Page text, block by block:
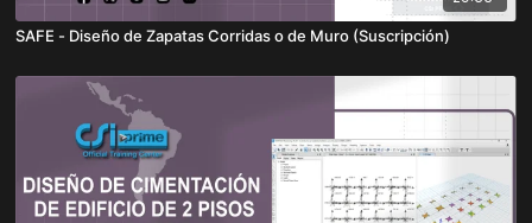
SAFE - Diseño de Zapatas Corridas o de Muro (Suscripción)